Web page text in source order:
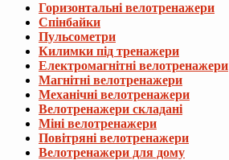
Горизонтальні велотренажери
Спінбайки
Пульсометри
Килимки під тренажери
Електромагнітні велотренажери
Магнітні велотренажери
Механічні велотренажери
Велотренажери складані
Міні велотренажери
Повітряні велотренажери
Велотренажери для дому